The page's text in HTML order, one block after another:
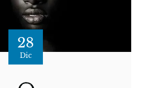
28
Dic